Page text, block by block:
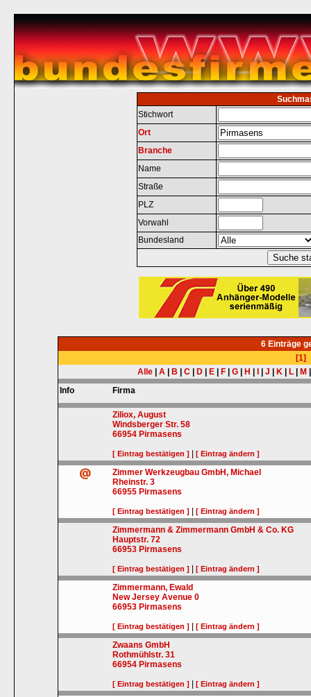
Stichwort
Ort
Branche
Name
Straße
PLZ
Vorwahl
Bundesland
6 Einträge
[1]
Alle
A B C D E F G H J K L M
Info
Firma
Ziliox, August
Windsberger Str. 58
66954 Pirmasens
[ Eintrag bestätigen ] |[ Eintrag ändern ]
Zimmer Werkzeugbau GmbH, Michael
Rheinstr. 3
66955 Pirmasens
[ Eintrag bestätigen ] |[ Eintrag ändern ]
Zimmermann & Zimmermann GmbH & Co. KG
Hauptstr. 72
66953 Pirmasens
[ Eintrag bestätigen ] |[ Eintrag ändern ]
Zimmermann, Ewald
New Jersey Avenue 0
66953 Pirmasens
[ Eintrag bestätigen ] |[ Eintrag ändern ]
Zwaans GmbH
Rothmühlstr. 31
66954 Pirmasens
[ Eintrag bestätigen ] |[ Eintrag ändern ]